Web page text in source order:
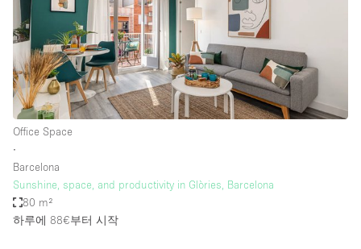
Office Space
∙
Barcelona
Sunshine, space, and productivity in Glòries, Barcelona
80 m²
하루에 88€부터 시작